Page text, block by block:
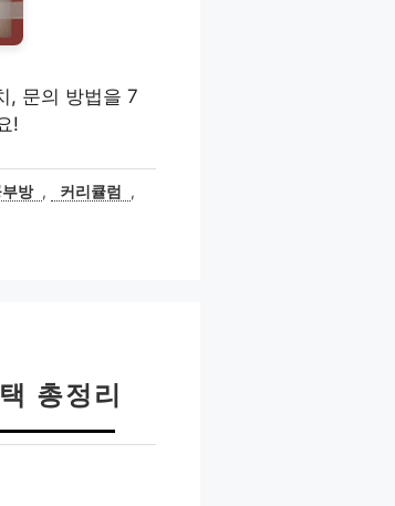
, 문의 방법을 7
!
방 , 커리큘럼
,
총정리